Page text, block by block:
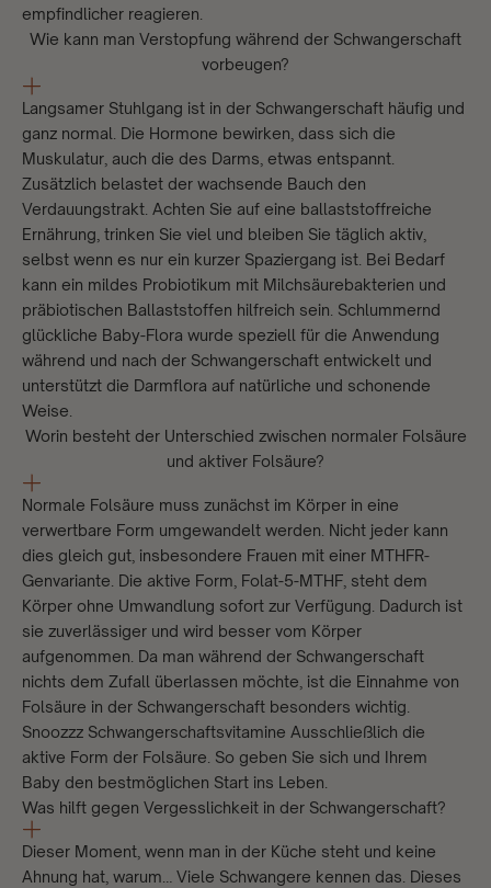
empfindlicher reagieren.
Wie kann man Verstopfung während der Schwangerschaft
vorbeugen?
Langsamer Stuhlgang ist in der Schwangerschaft häufig und
ganz normal. Die Hormone bewirken, dass sich die
Muskulatur, auch die des Darms, etwas entspannt.
Zusätzlich belastet der wachsende Bauch den
Verdauungstrakt. Achten Sie auf eine ballaststoffreiche
Ernährung, trinken Sie viel und bleiben Sie täglich aktiv,
selbst wenn es nur ein kurzer Spaziergang ist. Bei Bedarf
kann ein mildes Probiotikum mit Milchsäurebakterien und
präbiotischen Ballaststoffen hilfreich sein. Schlummernd
glückliche Baby-Flora wurde speziell für die Anwendung
während und nach der Schwangerschaft entwickelt und
unterstützt die Darmflora auf natürliche und schonende
Weise.
Worin besteht der Unterschied zwischen normaler Folsäure
und aktiver Folsäure?
Normale Folsäure muss zunächst im Körper in eine
verwertbare Form umgewandelt werden. Nicht jeder kann
dies gleich gut, insbesondere Frauen mit einer MTHFR-
Genvariante. Die aktive Form, Folat-5-MTHF, steht dem
Körper ohne Umwandlung sofort zur Verfügung. Dadurch ist
sie zuverlässiger und wird besser vom Körper
aufgenommen. Da man während der Schwangerschaft
nichts dem Zufall überlassen möchte, ist die Einnahme von
Folsäure in der Schwangerschaft besonders wichtig.
Snoozzz Schwangerschaftsvitamine Ausschließlich die
aktive Form der Folsäure. So geben Sie sich und Ihrem
Baby den bestmöglichen Start ins Leben.
Was hilft gegen Vergesslichkeit in der Schwangerschaft?
Dieser Moment, wenn man in der Küche steht und keine
Ahnung hat, warum… Viele Schwangere kennen das. Dieses